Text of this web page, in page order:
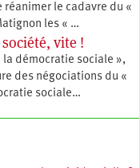
le cadavre du «
les « …
vite !
la démocratie sociale »,
des négociations du «
sociale…